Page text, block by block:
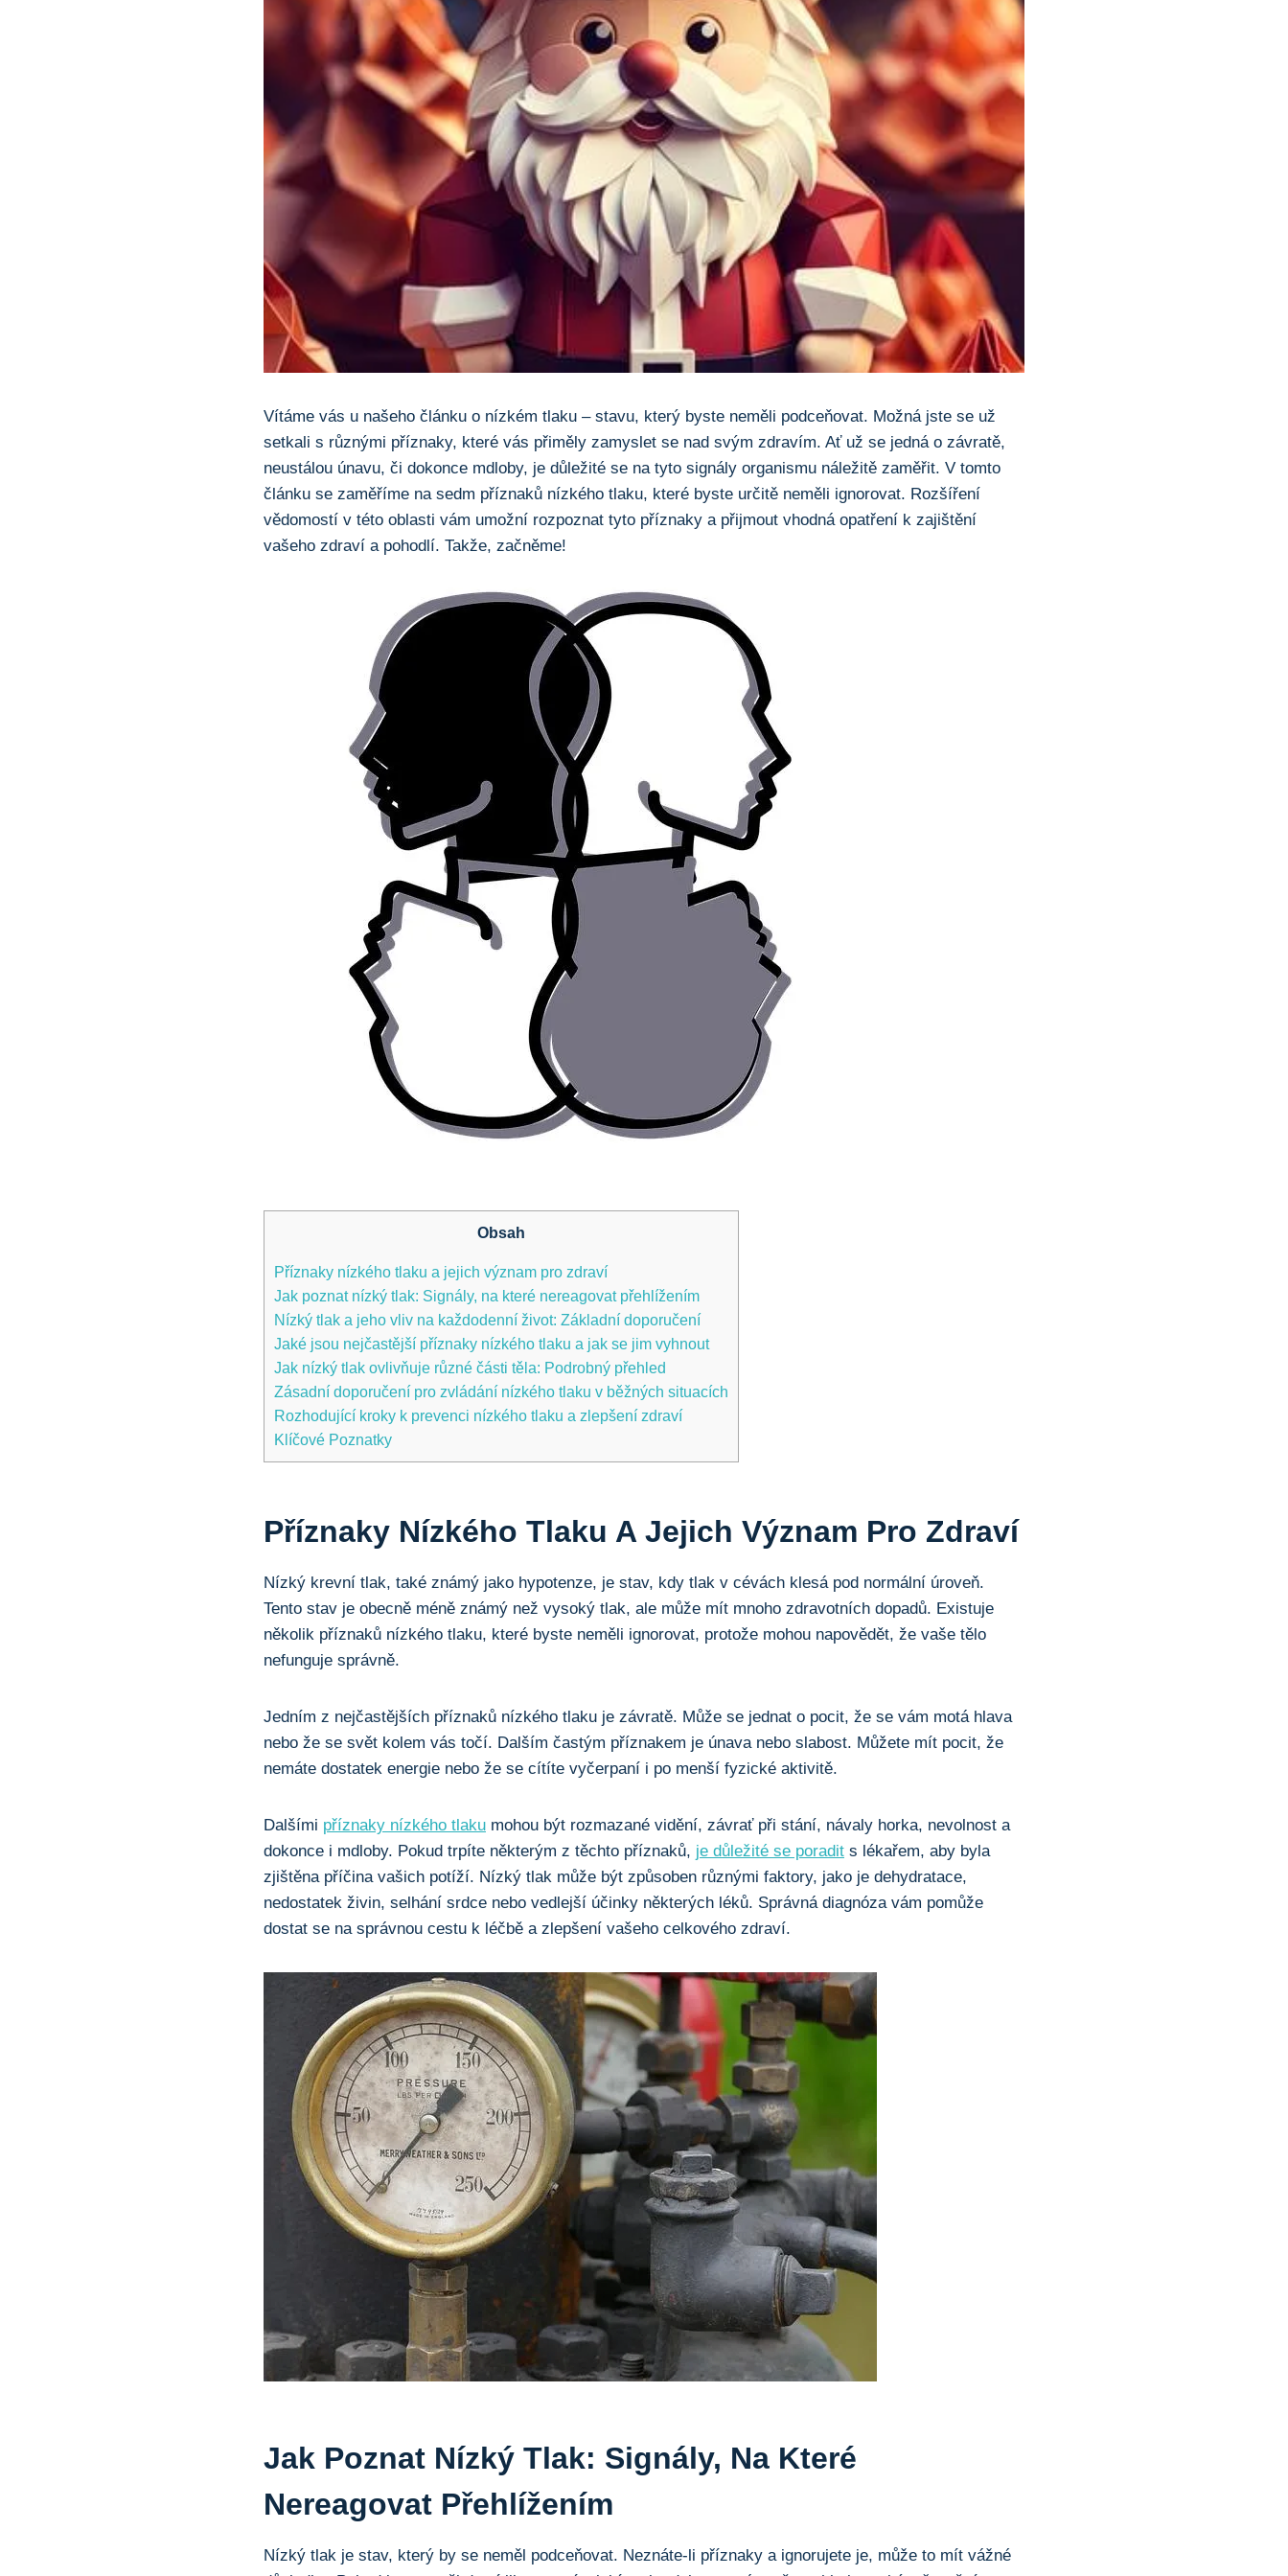
Vítáme vás u našeho článku o nízkém tlaku – stavu, který⁢ byste neměli podceňovat.‍ Možná jste se už‍
setkali s různými příznaky, které vás přiměly zamyslet ⁢se nad svým zdravím. Ať už se jedná o závratě,
neustálou únavu,‌ či dokonce mdloby, je důležité se na ⁢tyto signály organismu náležitě zaměřit. V‍ tomto
článku se⁤ zaměříme na sedm příznaků nízkého tlaku, které byste ⁢určitě neměli ignorovat. Rozšíření
vědomostí v této ​oblasti vám umožní rozpoznat tyto příznaky a přijmout vhodná ‌opatření k zajištění
⁢vašeho zdraví a pohodlí. Takže, začněme!
Obsah
Příznaky nízkého tlaku a jejich význam pro zdraví
Jak poznat nízký tlak: Signály, na které nereagovat přehlížením
Nízký tlak a jeho ⁢vliv na každodenní život: Základní doporučení
Jaké jsou nejčastější příznaky nízkého tlaku a jak se jim vyhnout
Jak nízký tlak ovlivňuje různé ⁣části těla: ⁢Podrobný přehled
Zásadní doporučení pro zvládání nízkého tlaku v běžných situacích
Rozhodující kroky k prevenci nízkého tlaku a zlepšení zdraví
Klíčové Poznatky
Příznaky Nízkého Tlaku A Jejich Význam Pro Zdraví
Nízký krevní tlak, také známý jako hypotenze, je⁤ stav, kdy⁣ tlak v cévách klesá pod normální úroveň.
Tento stav je obecně méně známý než ⁣vysoký tlak, ale může mít mnoho zdravotních dopadů. Existuje
několik příznaků nízkého tlaku,‍ které byste ⁤neměli ignorovat, protože mohou⁢ napovědět, že vaše tělo‌
nefunguje správně.
Jedním z nejčastějších ​příznaků nízkého tlaku je závratě. Může se jednat o pocit, že se vám motá hlava ​
nebo že se svět kolem vás točí. Dalším častým příznakem je únava‌ nebo slabost.​ Můžete mít pocit, že
nemáte dostatek energie nebo že se cítíte vyčerpaní i​ po menší fyzické aktivitě.
Dalšími příznaky nízkého tlaku mohou být rozmazané vidění, závrať při stání, návaly horka, nevolnost a
dokonce i ​mdloby. Pokud‌ trpíte některým z těchto příznaků, je důležité se poradit s lékařem,‍ aby byla
zjištěna příčina vašich potíží. Nízký⁣ tlak může být způsoben různými faktory, jako je dehydratace,
nedostatek živin, ⁢selhání srdce ⁣nebo vedlejší účinky některých léků. Správná diagnóza ⁣vám⁤ pomůže
dostat se na správnou cestu k léčbě a zlepšení⁤ vašeho celkového zdraví.
Jak Poznat Nízký Tlak: Signály, Na Které
Nereagovat Přehlížením
Nízký⁣ tlak je stav, který by se neměl podceňovat. Neznáte-li ⁣příznaky a ignorujete je,‌ může to mít vážné